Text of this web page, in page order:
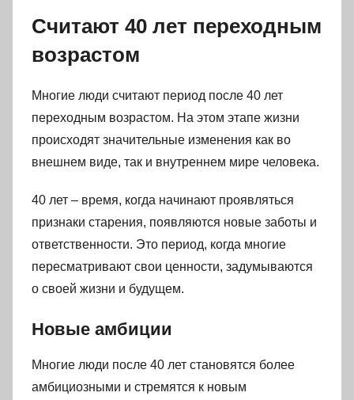
Считают 40 лет переходным
возрастом
Многие люди считают период после 40 лет
переходным возрастом. На этом этапе жизни
происходят значительные изменения как во
внешнем виде, так и внутреннем мире человека.
40 лет – время, когда начинают проявляться
признаки старения, появляются новые заботы и
ответственности. Это период, когда многие
пересматривают свои ценности, задумываются
о своей жизни и будущем.
Новые амбиции
Многие люди после 40 лет становятся более
амбициозными и стремятся к новым